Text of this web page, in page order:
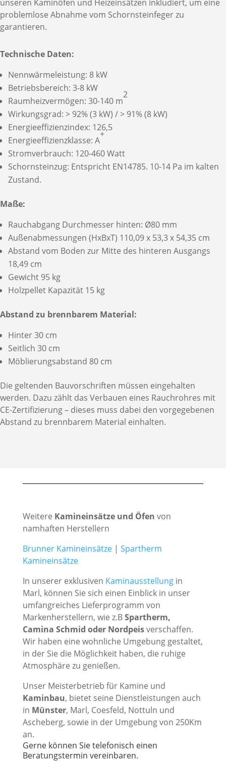
unseren Kaminöfen und Heizeinsätzen inkludiert, um eine
problemlose Abnahme vom Schornsteinfeger zu
garantieren.
Technische Daten:
Nennwärmeleistung: 8 kW
Betriebsbereich: 3-8 kW
Raumheizvermögen: 30-140 m
2
Wirkungsgrad: > 92% (3 kW) / > 91% (8 kW)
Energieeffizienzindex: 126,5
Energieeffizienzklasse: A
+
Stromverbrauch: 120-460 Watt
Schornsteinzug: Entspricht EN14785. 10-14 Pa im kalten
Zustand.
Maße:
Rauchabgang Durchmesser hinten: Ø80 mm
Außenabmessungen (HxBxT) 110,09 x 53,3 x 54,35 cm
Abstand vom Boden zur Mitte des hinteren Ausgangs
18,49 cm
Gewicht 95 kg
Holzpellet Kapazität 15 kg
Abstand zu brennbarem Material:
Hinter 30 cm
Seitlich 30 cm
Möblierungsabstand 80 cm
Die geltenden Bauvorschriften müssen eingehalten
werden. Dazu zählt das Verbauen eines Rauchrohres mit
CE-Zertifizierung – dieses muss dabei den vorgegebenen
Abstand zu brennbarem Material einhalten.
Weitere Kamineinsätze und Öfen von
namhaften Herstellern
Brunner Kamineinsätze| Spartherm
Kamineinsätze
In unserer exklusiven Kaminausstellungin
Marl, können Sie sich einen Einblick in unser
umfangreiches Lieferprogramm von
Markenherstellern, wie z.BSpartherm,
Camina Schmid oder Nordpeisverschaffen.
Wir haben eine wohnliche Umgebung gestaltet,
in der Sie die Möglichkeit haben, die ruhige
Atmosphäre zu genießen.
Unser Meisterbetrieb für Kamine und
Kaminbau, bietet seine Dienstleistungen auch
in Münster, Marl, Coesfeld, Nottuln und
Ascheberg, sowie in der Umgebung von 250Km
an.
Gerne können Sie telefonisch einen
Beratungstermin vereinbaren.